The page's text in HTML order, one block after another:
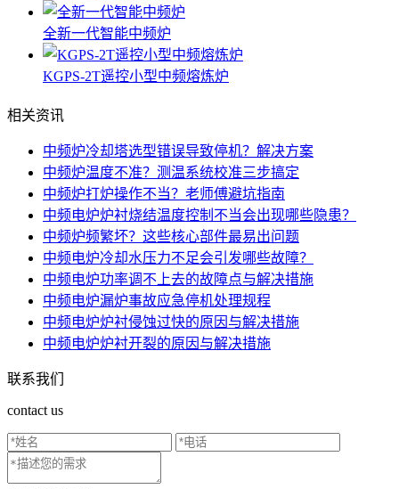
全新一代智能中频炉
KGPS-2T遥控小型中频熔炼炉
相关资讯
中频炉冷却塔选型错误导致停机？解决方案
中频炉温度不准？测温系统校准三步搞定
中频炉打炉操作不当？老师傅避坑指南
中频电炉炉衬烧结温度控制不当会出现哪些隐患？
中频炉频繁坏？这些核心部件最易出问题
中频电炉冷却水压力不足会引发哪些故障？
中频电炉功率调不上去的故障点与解决措施
中频电炉漏炉事故应急停机处理规程
中频电炉炉衬侵蚀过快的原因与解决措施
中频电炉炉衬开裂的原因与解决措施
联系我们
contact us